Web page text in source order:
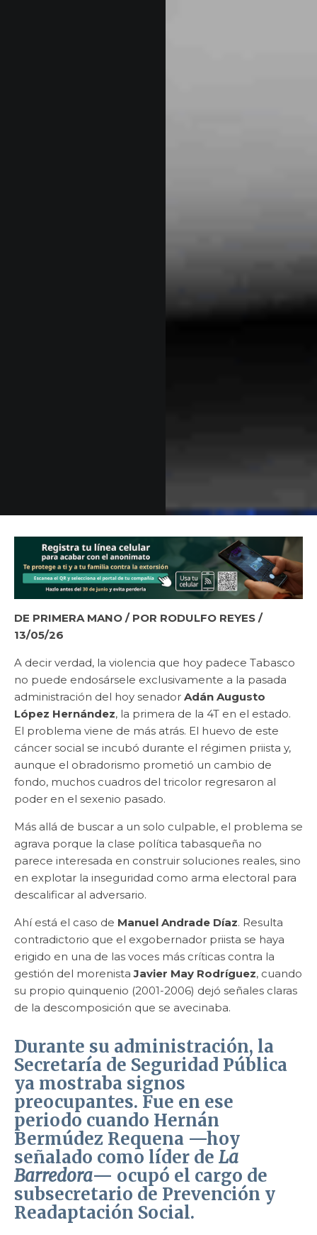
DE PRIMERA MANO / POR RODULFO REYES /
13/05/26
A decir verdad, la violencia que hoy padece Tabasco
no puede endosársele exclusivamente a la pasada
administración del hoy senador Adán Augusto
López Hernández, la primera de la 4T en el estado.
El problema viene de más atrás. El huevo de este
cáncer social se incubó durante el régimen priista y,
aunque el obradorismo prometió un cambio de
fondo, muchos cuadros del tricolor regresaron al
poder en el sexenio pasado.
Más allá de buscar a un solo culpable, el problema se
agrava porque la clase política tabasqueña no
parece interesada en construir soluciones reales, sino
en explotar la inseguridad como arma electoral para
descalificar al adversario.
Ahí está el caso de Manuel Andrade Díaz. Resulta
contradictorio que el exgobernador priista se haya
erigido en una de las voces más críticas contra la
gestión del morenistaJavier May Rodríguez, cuando
su propio quinquenio (2001-2006) dejó señales claras
de la descomposición que se avecinaba.
Durante su administración, la
Secretaría de Seguridad Pública
ya mostraba signos
preocupantes. Fue en ese
periodo cuando Hernán
Bermúdez Requena —hoy
señalado como líder de La
Barredora— ocupó el cargo de
subsecretario de Prevención y
Readaptación Social.